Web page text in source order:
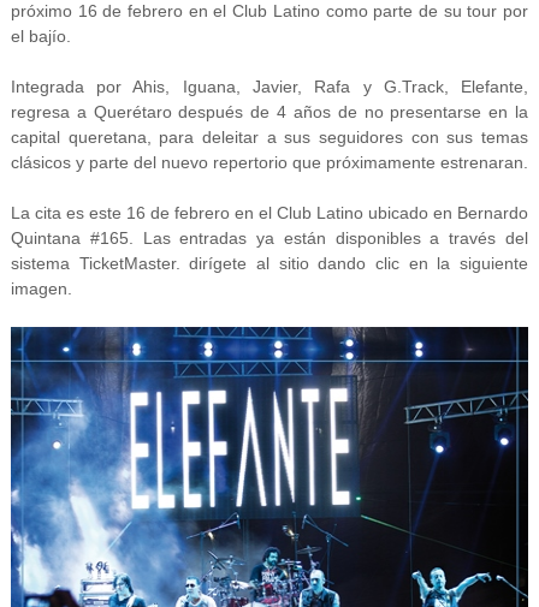
próximo 16 de febrero en el Club Latino como parte de su tour por
el bajío.
Integrada por Ahis, Iguana, Javier, Rafa y G.Track, Elefante,
regresa a Querétaro después de 4 años de no presentarse en la
capital queretana, para deleitar a sus seguidores con sus temas
clásicos y parte del nuevo repertorio que próximamente estrenaran.
La cita es este 16 de febrero en el Club Latino ubicado en Bernardo
Quintana #165. Las entradas ya están disponibles a través del
sistema TicketMaster. dirígete al sitio dando clic en la siguiente
imagen.